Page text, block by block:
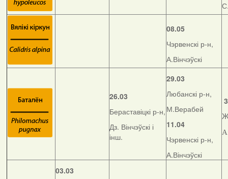
08.05
Чэрвенскі р-н,
А.Вінчэўскі
26.03
Бераставіцкі р-н,
Дз. Вінчэўскі і
інш.
29.03
Любанскі р-н,
М.Верабей
11.04
Чэрвенскі р-н,
А.Вінчэўскі
03.03